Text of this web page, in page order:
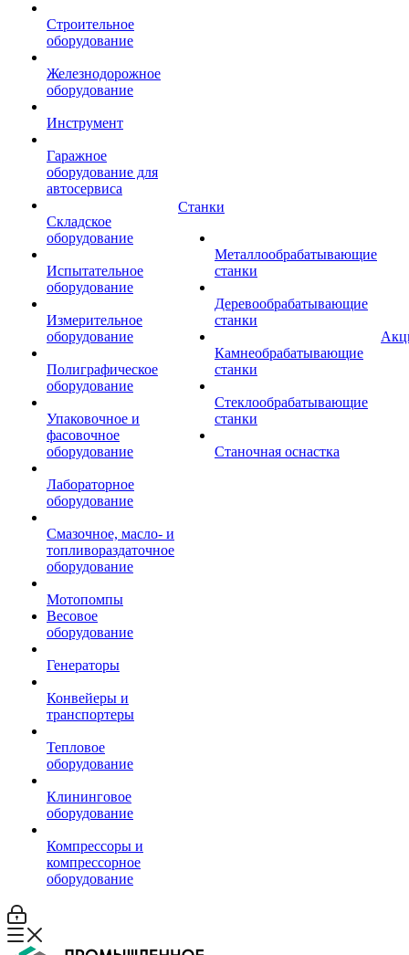
Строительное
оборудование
Железнодорожное
оборудование
Инструмент
Гаражное
оборудование для
автосервиса
Складское
оборудование
Испытательное
оборудование
Измерительное
оборудование
Полиграфическое
оборудование
Упаковочное и
фасовочное
оборудование
Лабораторное
оборудование
Смазочное, масло- и
топливораздаточное
оборудование
Мотопомпы
Весовое
оборудование
Генераторы
Конвейеры и
транспортеры
Тепловое
оборудование
Клининговое
оборудование
Компрессоры и
компрессорное
оборудование
Станки
Металлообрабатывающие
станки
Деревообрабатывающие
станки
Камнеобрабатывающие
станки
Стеклообрабатывающие
станки
Станочная оснастка